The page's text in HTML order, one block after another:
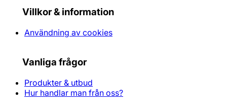
Villkor & information
Användning av cookies
Vanliga frågor
Produkter & utbud
Hur handlar man från oss?